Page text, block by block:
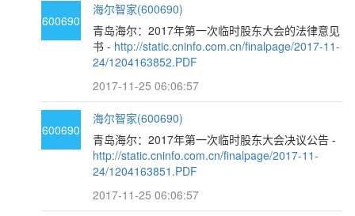
600690
海尔智家(600690)
青岛海尔：2017年第一次临时股东大会的法律意见
书 - http://static.cninfo.com.cn/finalpage/2017-11-
24/1204163852.PDF
2017-11-25 06:06:57
600690
海尔智家(600690)
青岛海尔：2017年第一次临时股东大会决议公告 -
http://static.cninfo.com.cn/finalpage/2017-11-
24/1204163851.PDF
2017-11-25 06:06:57